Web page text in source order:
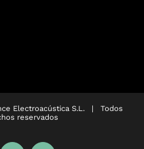
Electroacústica S.L.| Todos
reservados